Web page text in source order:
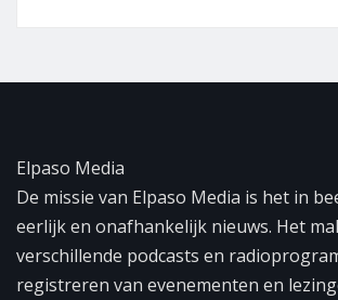
Elpaso Media
De missie van Elpaso Media is het in
eerlijk en onafhankelijk nieuws. Het
verschillende podcasts en
registreren van evenementen en